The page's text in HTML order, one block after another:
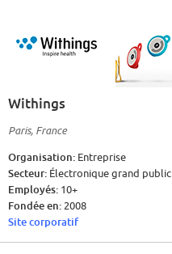
Withings
Paris, France
Organisation: Entreprise
Secteur: Électronique grand public
Employés: 10+
Fondée en: 2008
Site corporatif